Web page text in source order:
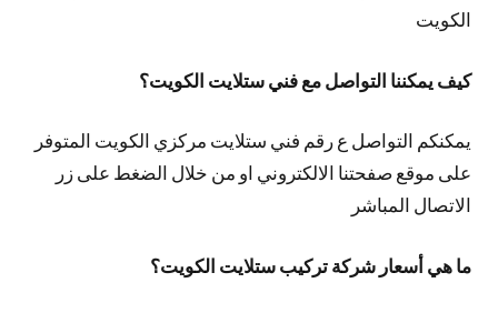
الكويت
كيف يمكننا التواصل مع فني ستلايت الكويت؟
يمكنكم التواصل ع رقم فني ستلايت مركزي الكويت المتوفر
على موقع صفحتنا الالكتروني او من خلال الضغط على زر
الاتصال المباشر
ما هي أسعار شركة تركيب ستلايت الكويت؟